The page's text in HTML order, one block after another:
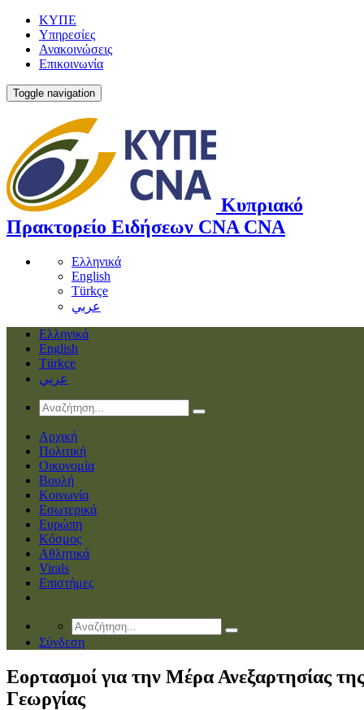
ΚΥΠΕ
Υπηρεσίες
Ανακοινώσεις
Επικοινωνία
Toggle navigation
Κυπριακό
Πρακτορείο Ειδήσεων CNA CNA
Ελληνικά
English
Türkçe
عربي
Ελληνικά
English
Türkçe
عربي
Αρχική
Πολιτική
Οικονομία
Βουλή
Κοινωνία
Εσωτερικά
Ευρώπη
Κόσμος
Αθλητικά
Virals
Επιστήμες
Σύνδεση
Εορτασμοί για την Μέρα Ανεξαρτησίας της
Γεωργίας